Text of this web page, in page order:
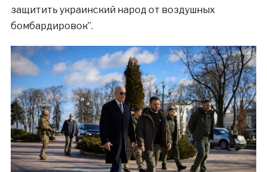
защитить украинский народ от воздушных
бомбардировок”.